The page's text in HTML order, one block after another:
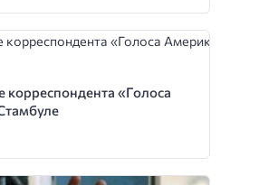
корреспондента «Голоса